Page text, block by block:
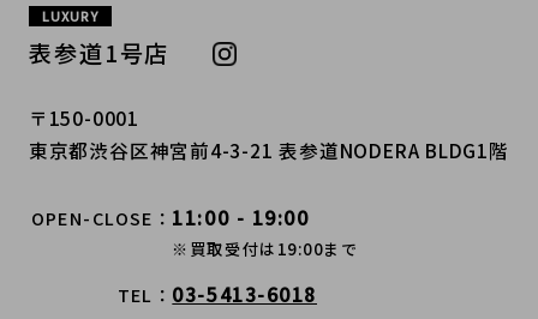
LUXURY
表参道1号店
〒150-0001
東京都渋谷区神宮前4-3-21 表参道NODERA BLDG1階
OPEN-CLOSE 11:00 - 19:00
※買取受付は19:00まで
TEL 03-5413-6018